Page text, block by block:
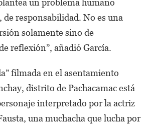
un problema humano
responsabilidad. No es una
solamente sino de
reflexión”, añadió García.
filmada en el asentamiento
distrito de Pachacamac está
interpretado por la actriz
una muchacha que lucha por